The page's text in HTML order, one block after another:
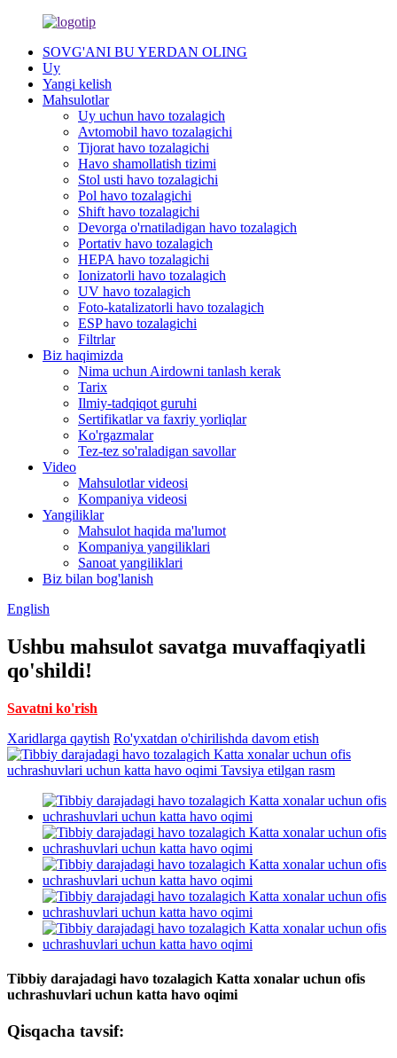
SOVG'ANI BU YERDAN OLING
Uy
Yangi kelish
Mahsulotlar
Uy uchun havo tozalagich
Avtomobil havo tozalagichi
Tijorat havo tozalagichi
Havo shamollatish tizimi
Stol usti havo tozalagichi
Pol havo tozalagichi
Shift havo tozalagichi
Devorga o'rnatiladigan havo tozalagich
Portativ havo tozalagich
HEPA havo tozalagichi
Ionizatorli havo tozalagich
UV havo tozalagich
Foto-katalizatorli havo tozalagich
ESP havo tozalagichi
Filtrlar
Biz haqimizda
Nima uchun Airdowni tanlash kerak
Tarix
Ilmiy-tadqiqot guruhi
Sertifikatlar va faxriy yorliqlar
Ko'rgazmalar
Tez-tez so'raladigan savollar
Video
Mahsulotlar videosi
Kompaniya videosi
Yangiliklar
Mahsulot haqida ma'lumot
Kompaniya yangiliklari
Sanoat yangiliklari
Biz bilan bog'lanish
English
Ushbu mahsulot savatga muvaffaqiyatli
qo'shildi!
Savatni ko'rish
Xaridlarga qaytish Ro'yxatdan o'chirilishda davom etish
Tibbiy darajadagi havo tozalagich Katta xonalar uchun ofis
uchrashuvlari uchun katta havo oqimi
Qisqacha tavsif: